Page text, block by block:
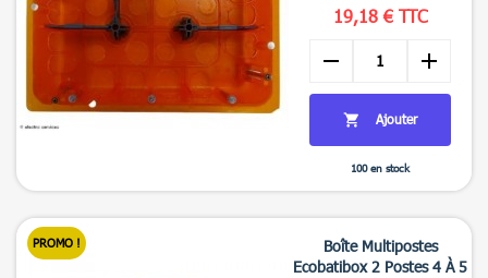

19,18 € TTC
remove add
 Ajouter
100 en stock
Boîte Multipostes
Ecobatibox 2 Postes 4 À 5
PROMO !